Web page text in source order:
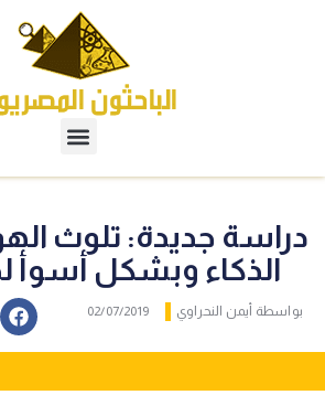
دراسة جديدة: تلوث
الذكاء وبشكل أسوأ
بواسطة أيمن النحراوي 02/07/2019